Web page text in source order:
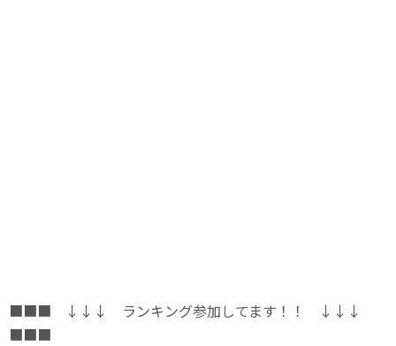
■■■ ↓↓↓ ランキング参加してます！！ ↓↓↓
■■■